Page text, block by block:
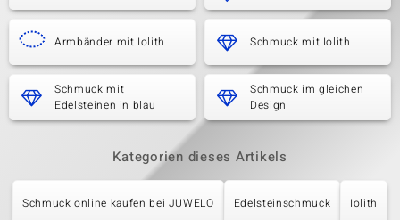
Armbänder mit Iolith Schmuck mit Iolith
Schmuck mit
Edelsteinen in blau
Schmuck im gleichen
Design
Kategorien dieses Artikels
Schmuck online kaufen bei JUWELO Edelsteinschmuck Iolith